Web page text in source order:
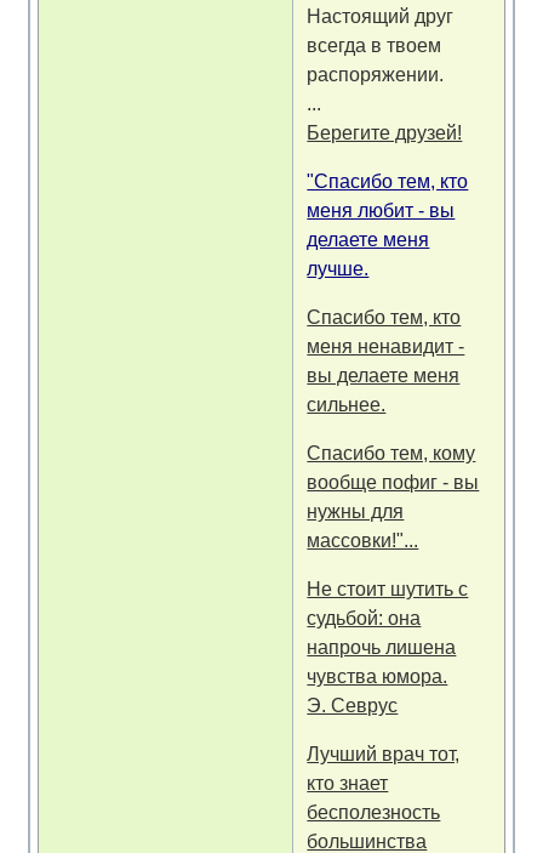
Настоящий друг
всегда в твоем
распоряжении.
...
Берегите друзей!
"Спасибо тем, кто
меня любит - вы
делаете меня
лучше.
Спасибо тем, кто
меня ненавидит -
вы делаете меня
сильнее.
Спасибо тем, кому
вообще пофиг - вы
нужны для
массовки!"...
Не стоит шутить с
судьбой: она
напрочь лишена
чувства юмора.
Э. Севрус
Лучший врач тот,
кто знает
бесполезность
большинства